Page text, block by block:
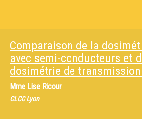
Comparaison de la
avec semi-conducteurs et
dosimétrie de transmission
Mme Lise Ricour
CLCC Lyon